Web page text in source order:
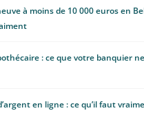
à moins de 10 000 euros en
: ce que votre banquier
en ligne : ce qu’il faut